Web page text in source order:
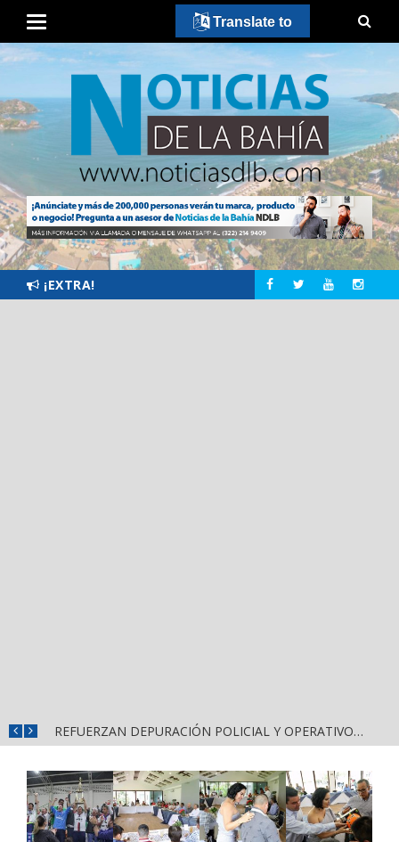
¡EXTRA!
REFUERZAN DEPURACIÓN POLICIAL Y OPERATIVOS EN FRONTERAS DE NAYARIT
Translate to